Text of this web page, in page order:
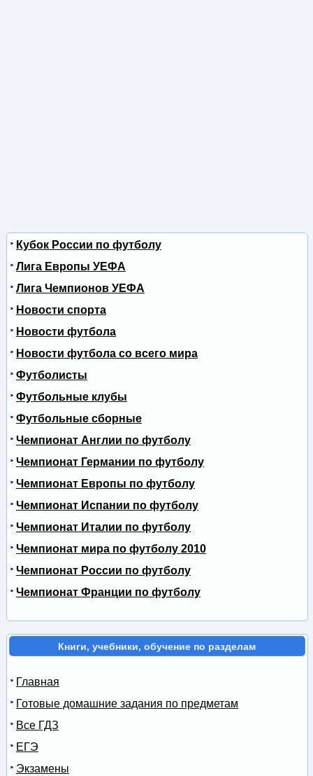
Кубок России по футболу
Лига Европы УЕФА
Лига Чемпионов УЕФА
Новости спорта
Новости футбола
Новости футбола со всего мира
Футболисты
Футбольные клубы
Футбольные сборные
Чемпионат Англии по футболу
Чемпионат Германии по футболу
Чемпионат Европы по футболу
Чемпионат Испании по футболу
Чемпионат Италии по футболу
Чемпионат мира по футболу 2010
Чемпионат России по футболу
Чемпионат Франции по футболу
Книги, учебники, обучение по разделам
Главная
Готовые домашние задания по предметам
Все ГДЗ
ЕГЭ
Экзамены